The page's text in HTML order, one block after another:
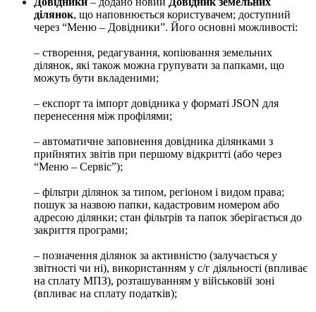
ділянок, що наповнюється користувачем; доступний
через “Меню – Довідники”. Його основні можливості:
– створення, редагування, копіювання земельних
ділянок, які також можна групувати за папками, що
можуть бути вкладеними;
– експорт та імпорт довідника у форматі JSON для
перенесення між профілями;
– автоматичне заповнення довідника ділянками з
прийнятих звітів при першому відкритті (або через
“Меню – Сервіс”);
– фільтри ділянок за типом, регіоном і видом права;
пошук за назвою папки, кадастровим номером або
адресою ділянки; стан фільтрів та папок зберігається до
закриття програми;
– позначення ділянок за активністю (залучається у
звітності чи ні), використанням у с/г діяльності (впливає
на сплату МПЗ), розташуванням у військовій зоні
(впливає на сплату податків);